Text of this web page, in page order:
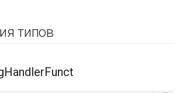
типов
HandlerFunct